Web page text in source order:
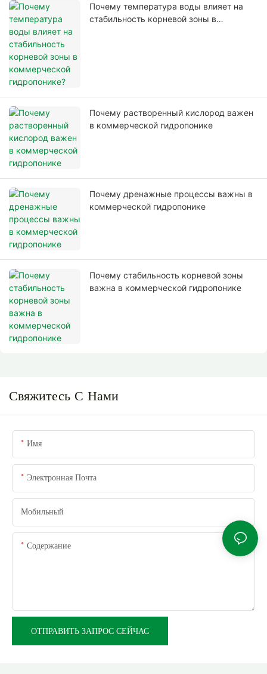
Почему температура воды влияет на
стабильность корневой зоны в
Почему растворенный кислород важен
в коммерческой гидропонике
Почему дренажные процессы важны в
коммерческой гидропонике
Почему стабильность корневой зоны
важна в коммерческой гидропонике
Свяжитесь С Нами
Имя
Электронная Почта
Мобильный
Содержание
ОТПРАВИТЬ ЗАПРОС СЕЙЧАС